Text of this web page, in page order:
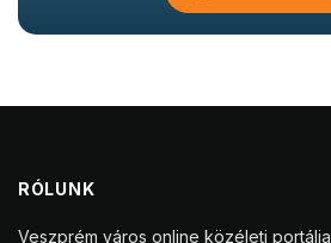
RÓLUNK
Veszprém város online közéleti portálja